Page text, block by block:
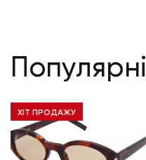
Популярні
ХІТ ПРОДАЖУ